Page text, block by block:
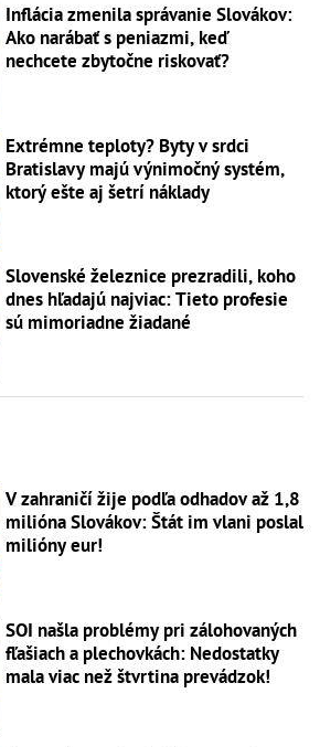
Inflácia zmenila správanie Slovákov:
Ako narábať s peniazmi, keď
nechcete zbytočne riskovať?
Extrémne teploty? Byty v srdci
Bratislavy majú výnimočný systém,
ktorý ešte aj šetrí náklady
Slovenské železnice prezradili, koho
dnes hľadajú najviac: Tieto profesie
sú mimoriadne žiadané
V zahraničí žije podľa odhadov až 1,8
milióna Slovákov: Štát im vlani poslal
milióny eur!
SOI našla problémy pri zálohovaných
fľašiach a plechovkách: Nedostatky
mala viac než štvrtina prevádzok!